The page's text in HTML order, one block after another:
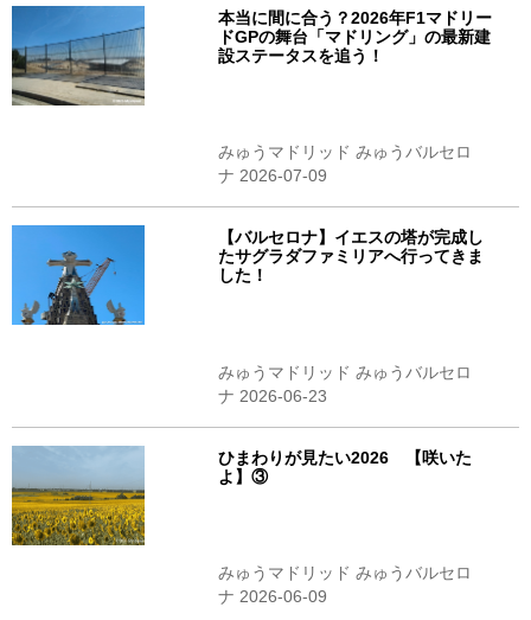
本当に間に合う？2026年F1マドリー
ドGPの舞台「マドリング」の最新建
設ステータスを追う！
みゅうマドリッド みゅうバルセロ
ナ 2026-07-09
【バルセロナ】イエスの塔が完成し
たサグラダファミリアへ行ってきま
した！
みゅうマドリッド みゅうバルセロ
ナ 2026-06-23
ひまわりが見たい2026 【咲いた
よ】③
みゅうマドリッド みゅうバルセロ
ナ 2026-06-09